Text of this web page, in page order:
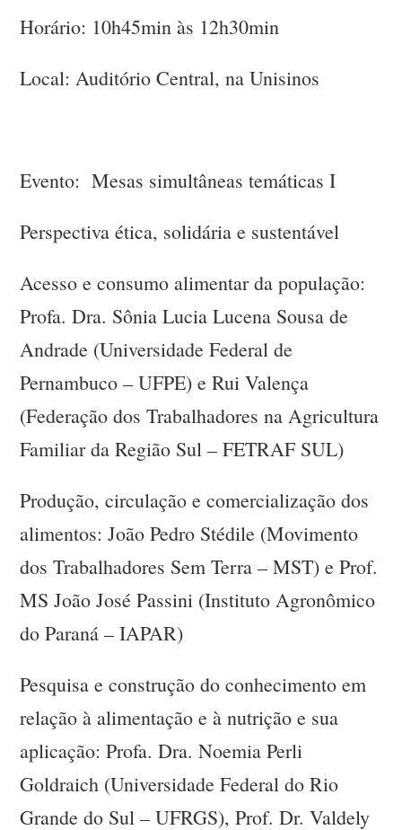
Horário: 10h45min às 12h30min
Local: Auditório Central, na Unisinos
Evento: Mesas simultâneas temáticas I
Perspectiva ética, solidária e sustentável
Acesso e consumo alimentar da população:
Profa. Dra. Sônia Lucia Lucena Sousa de
Andrade (Universidade Federal de
Pernambuco – UFPE) e Rui Valença
(Federação dos Trabalhadores na Agricultura
Familiar da Região Sul – FETRAF SUL)
Produção, circulação e comercialização dos
alimentos: João Pedro Stédile (Movimento
dos Trabalhadores Sem Terra – MST) e Prof.
MS João José Passini (Instituto Agronômico
do Paraná – IAPAR)
Pesquisa e construção do conhecimento em
relação à alimentação e à nutrição e sua
aplicação: Profa. Dra. Noemia Perli
Goldraich (Universidade Federal do Rio
Grande do Sul – UFRGS), Prof. Dr. Valdely